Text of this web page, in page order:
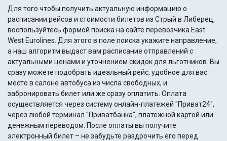
Для того чтобы получить актуальную информацию о
расписании рейсов и стоимости билетов из Стрый в Либерец,
воспользуйтесь формой поиска на сайте перевозчика East
West Eurolines. Для этого в поле поиска укажите направление,
а наш алгоритм выдаст вам расписание отправлений с
актуальными ценами и уточнением скидок для льготников. Вы
сразу можете подобрать идеальный рейс, удобное для вас
место в салоне автобуса из числа свободных, и
забронировать билет или же сразу оплатить. Оплата
осуществляется через систему онлайн-платежей "Приват24",
через любой терминал "Приватбанка", платежной картой или
денежным переводом. После оплаты вы получите
электронный билет – не забудьте раздрочить его перед